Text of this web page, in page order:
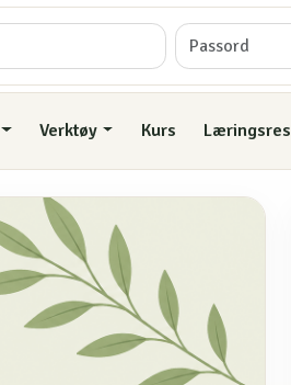
Verktøy Kurs